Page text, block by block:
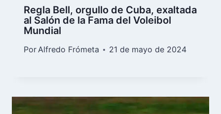
Regla Bell, orgullo de Cuba, exaltada
al Salón de la Fama del Voleibol
Mundial
PorAlfredo Frómeta 21 de mayo de 2024